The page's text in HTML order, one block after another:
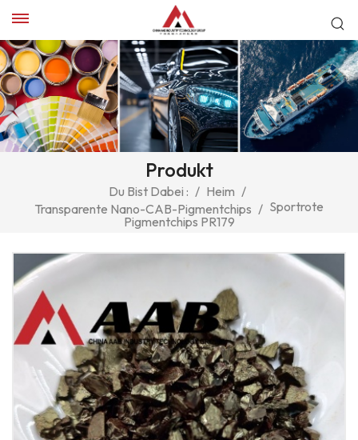
Produkt
Du Bist Dabei : / Heim /
Transparente Nano-CAB-Pigmentchips / Sportrote
Pigmentchips PR179